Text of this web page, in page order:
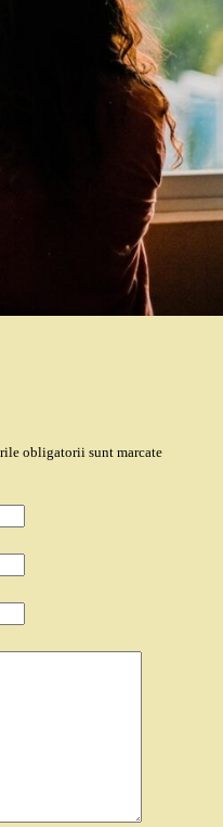
obligatorii sunt marcate